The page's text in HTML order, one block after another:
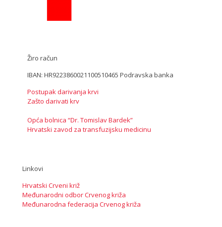
Žiro račun
IBAN: HR9223860021100510465 Podravska banka
Postupak darivanja krvi
Zašto darivati krv
Opća bolnica “Dr. Tomislav Bardek”
Hrvatski zavod za transfuzijsku medicinu
Linkovi
Hrvatski Crveni križ
Međunarodni odbor Crvenog križa
Međunarodna federacija Crvenog križa